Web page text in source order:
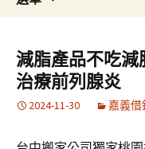
容
區
減脂產品不吃
治療前列腺炎
2024-11-30 嘉義借